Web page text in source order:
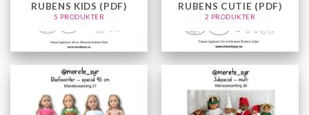
RUBENS KIDS (PDF)
5 PRODUKTER
RUBENS CUTIE (PDF)
2 PRODUKTER